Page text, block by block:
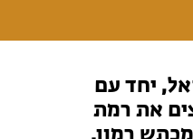
יחד עם
את רמת
רמון.